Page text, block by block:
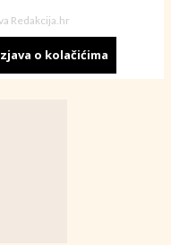
Redakcija.hr
o kolačićima